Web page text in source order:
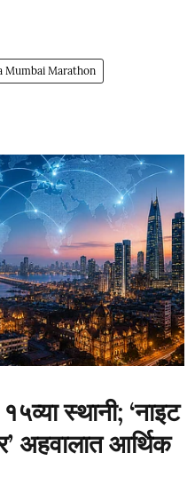
Mumbai Marathon
स्थानी; ‘नाइट
अहवालात आर्थिक